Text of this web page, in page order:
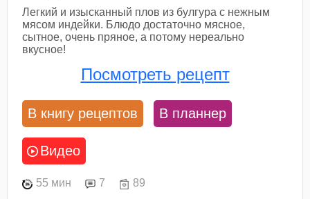
Легкий и изысканный плов из булгура с нежным
мясом индейки. Блюдо достаточно мясное,
сытное, очень пряное, а потому нереально
вкусное!
Посмотреть рецепт
В книгу рецептов В планнер
Видео
55 мин 7 89